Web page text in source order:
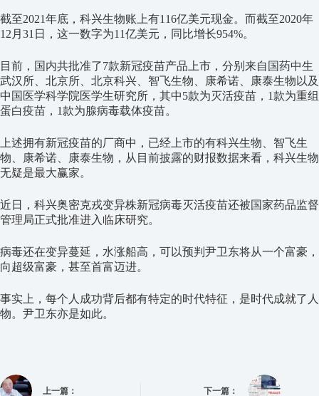
截至2021年底，科兴生物账上有116亿美元现金。而截至2020年
12月31日，这一数字为11亿美元，同比增长954%。
目前，国内共批准了7款新冠疫苗产品上市，分别来自国药中生
武汉所、北京所、北京科兴、智飞生物、康希诺、康泰生物以及
中国医学科学院医学生研究所，其中5款为灭活疫苗，1款为重组
蛋白疫苗，1款为腺病毒载体疫苗。
上述拥有新冠疫苗的厂商中，已经上市的有科兴生物、智飞生
物、康希诺、康泰生物，从目前披露的财报数据来看，科兴生物
无疑是最大赢家。
近日，科兴奥密克戎变异株新冠病毒灭活疫苗还被国家药品监督
管理局正式批准进入临床研究。
病毒还在变异蔓延，水涨船高，可以预判尹卫东将从一个富豪，
向超级富豪，甚至首富迈进。
事实上，每个人成功背后都有特定的时代特征，是时代成就了人
物。尹卫东亦是如此。
上一篇： 下一篇：